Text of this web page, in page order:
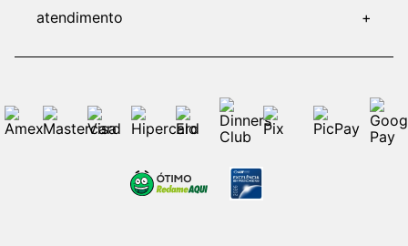
atendimento
+